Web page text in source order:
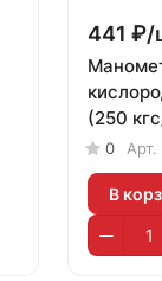
441 ₽/
(250
0 Арт.
В